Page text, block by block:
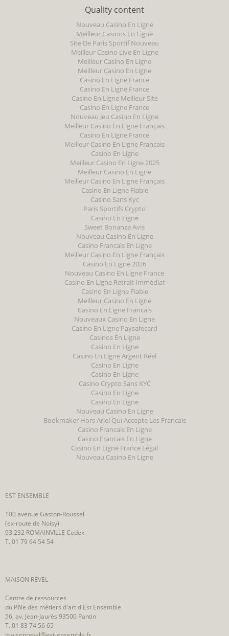
Quality content
Nouveau Casino En Ligne
Meilleur Casinos En Ligne
Site De Paris Sportif Nouveau
Meilleur Casino Live En Ligne
Meilleur Casino En Ligne
Meilleur Casino En Ligne
Casino En Ligne France
Casino En Ligne France
Casino En Ligne Meilleur Site
Casino En Ligne France
Nouveau Jeu Casino En Ligne
Meilleur Casino En Ligne Français
Casino En Ligne France
Meilleur Casino En Ligne Francais
Casino En Ligne
Meilleur Casino En Ligne 2025
Meilleur Casino En Ligne
Meilleur Casino En Ligne Français
Casino En Ligne Fiable
Casino Sans Kyc
Paris Sportifs Crypto
Casino En Ligne
Sweet Bonanza Avis
Nouveau Casino En Ligne
Casino Francais En Ligne
Meilleur Casino En Ligne Français
Casino En Ligne 2026
Nouveau Casino En Ligne France
Casino En Ligne Retrait Immédiat
Casino En Ligne Fiable
Meilleur Casino En Ligne
Casino En Ligne Francais
Nouveaux Casino En Ligne
Casino En Ligne Paysafecard
Casinos En Ligne
Casino En Ligne
Casino En Ligne Argent Réel
Casino En Ligne
Casino En Ligne
Casino Crypto Sans KYC
Casino En Ligne
Casino En Ligne
Nouveau Casino En Ligne
Bookmaker Hors Arjel Qui Accepte Les Francais
Casino Francais En Ligne
Casino Francais En Ligne
Casino En Ligne France Légal
Nouveau Casino En Ligne
EST ENSEMBLE
100 avenue Gaston-Roussel
(ex-route de Noisy)
93 232 ROMAINVILLE Cedex
T. 01 79 64 54 54
MAISON REVEL
Centre de ressources
du Pôle des métiers d'art d'Est Ensemble
56, av. Jean-Jaurès 93500 Pantin
T. 01 83 74 56 65